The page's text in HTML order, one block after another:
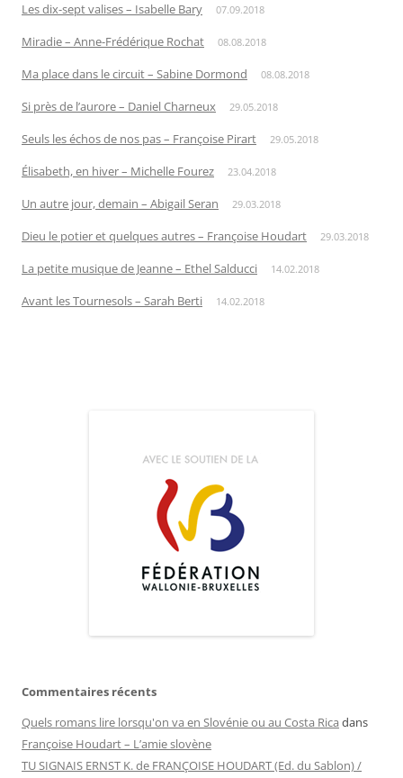
Les dix-sept valises – Isabelle Bary 07.09.2018
Miradie – Anne-Frédérique Rochat 08.08.2018
Ma place dans le circuit – Sabine Dormond 08.08.2018
Si près de l’aurore – Daniel Charneux 29.05.2018
Seuls les échos de nos pas – Françoise Pirart 29.05.2018
Élisabeth, en hiver – Michelle Fourez 23.04.2018
Un autre jour, demain – Abigail Seran 29.03.2018
Dieu le potier et quelques autres – Françoise Houdart 29.03.2018
La petite musique de Jeanne – Ethel Salducci 14.02.2018
Avant les Tournesols – Sarah Berti 14.02.2018
Commentaires récents
Quels romans lire lorsqu'on va en Slovénie ou au Costa Rica dans
Françoise Houdart – L’amie slovène
TU SIGNAIS ERNST K. de FRANÇOISE HOUDART (Ed. du Sablon) /